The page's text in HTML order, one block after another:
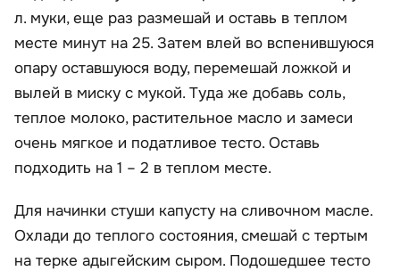
л. муки, еще раз размешай и оставь в теплом
месте минут на 25. Затем влей во вспенившуюся
опару оставшуюся воду, перемешай ложкой и
вылей в миску с мукой. Туда же добавь соль,
теплое молоко, растительное масло и замеси
очень мягкое и податливое тесто. Оставь
подходить на 1 – 2 в теплом месте.
Для начинки стуши капусту на сливочном масле.
Охлади до теплого состояния, смешай с тертым
на терке адыгейским сыром. Подошедшее тесто